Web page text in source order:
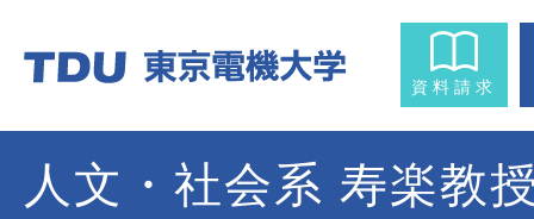
資料請求
人文・社会系 寿楽教